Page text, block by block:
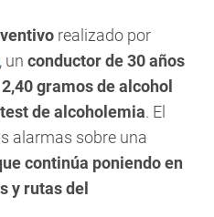
realizado por
, un conductor de 30 años
gramos de alcohol
test de alcoholemia. El
alarmas sobre una
continúa poniendo en
y rutas del